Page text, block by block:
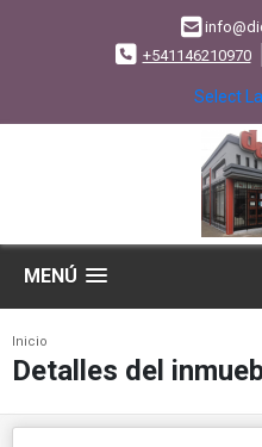
+541146210970
Select
MENÚ
Inicio
Detalles del